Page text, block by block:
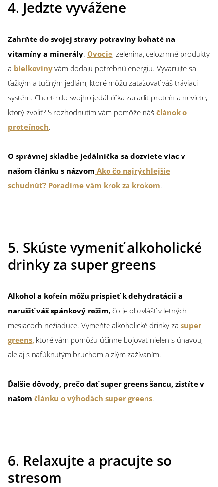
4. Jedzte vyvážene
Zahrňte do svojej stravy potraviny bohaté na
vitamíny a minerály. Ovocie, zelenina, celozrnné produkty
a bielkoviny vám dodajú potrebnú energiu. Vyvarujte sa
ťažkým a tučným jedlám, ktoré môžu zaťažovať váš tráviaci
systém. Chcete do svojho jedálnička zaradiť proteín a neviete,
ktorý zvoliť? S rozhodnutím vám pomôže náš článok o
proteínoch.
O správnej skladbe jedálnička sa dozviete viac v
našom článku s názvom Ako čo najrýchlejšie
schudnúť? Poradíme vám krok za krokom.
5. Skúste vymeniť alkoholické
drinky za super greens
Alkohol a kofeín môžu prispieť k dehydratácii a
narušiť váš spánkový režim, čo je obzvlášť v letných
mesiacoch nežiaduce. Vymeňte alkoholické drinky za super
greens, ktoré vám pomôžu účinne bojovať nielen s únavou,
ale aj s nafúknutým bruchom a zlým zažívaním.
Ďalšie dôvody, prečo dať super greens šancu, zistíte v
našom článku o výhodách super greens.
6. Relaxujte a pracujte so
stresom